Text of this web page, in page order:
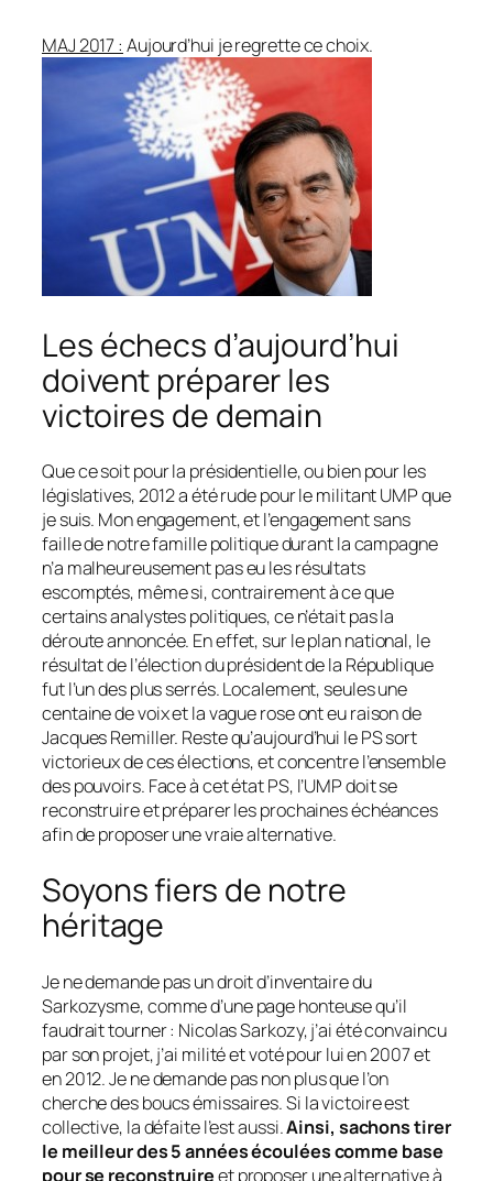
MAJ 2017 : Aujourd’hui je regrette ce choix.
Les échecs d’aujourd’hui
doivent préparer les
victoires de demain
Que ce soit pour la présidentielle, ou bien pour les
législatives, 2012 a été rude pour le militant UMP que
je suis. Mon engagement, et l’engagement sans
faille de notre famille politique durant la campagne
n’a malheureusement pas eu les résultats
escomptés, même si, contrairement à ce que
certains analystes politiques, ce n’était pas la
déroute annoncée. En effet, sur le plan national, le
résultat de l’élection du président de la République
fut l’un des plus serrés. Localement, seules une
centaine de voix et la vague rose ont eu raison de
Jacques Remiller. Reste qu’aujourd’hui le PS sort
victorieux de ces élections, et concentre l’ensemble
des pouvoirs. Face à cet état PS, l’UMP doit se
reconstruire et préparer les prochaines échéances
afin de proposer une vraie alternative.
Soyons fiers de notre
héritage
Je ne demande pas un droit d’inventaire du
Sarkozysme, comme d’une page honteuse qu’il
faudrait tourner : Nicolas Sarkozy, j’ai été convaincu
par son projet, j’ai milité et voté pour lui en 2007 et
en 2012. Je ne demande pas non plus que l’on
cherche des boucs émissaires. Si la victoire est
collective, la défaite l’est aussi.Ainsi, sachons tirer
le meilleur des 5 années écoulées comme base
pour se reconstruireet proposer une alternative à